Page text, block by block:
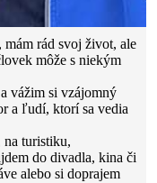
mám rád svoj život, ale
môže s niekým
vážim si vzájomný
a ľudí, ktorí sa vedia
turistiku,
do divadla, kina či
alebo si doprajem